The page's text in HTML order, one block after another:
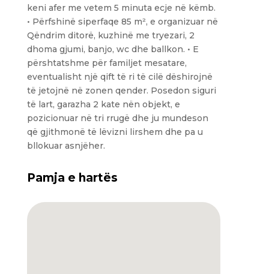
keni afer me vetem 5 minuta ecje në këmb.
• Përfshinë siperfaqe 85 m², e organizuar në
Qëndrim ditorë, kuzhinë me tryezari, 2
dhoma gjumi, banjo, wc dhe ballkon. • E
përshtatshme për familjet mesatare,
eventualisht një qift të ri të cilë dëshirojnë
të jetojnë në zonen qender. Posedon siguri
të lart, garazha 2 kate nën objekt, e
pozicionuar në tri rrugë dhe ju mundeson
që gjithmonë të lëvizni lirshem dhe pa u
bllokuar asnjëher.
Pamja e hartës